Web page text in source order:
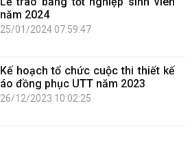
năm 2024
25/01/2024 07:59:47
Kế hoạch tổ chức cuộc thi thiết kế
áo đồng phục UTT năm 2023
26/12/2023 10:02:25